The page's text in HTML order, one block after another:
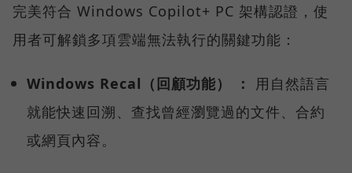
完美符合 Windows Copilot+ PC 架構認證，使
用者可解鎖多項雲端無法執行的關鍵功能：
Windows Recal（回顧功能） ：
用自然語言
就能快速回溯、查找曾經瀏覽過的文件、合約
或網頁內容。